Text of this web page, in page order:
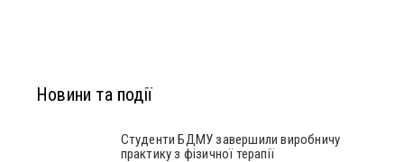
Новини та події
Студенти БДМУ завершили виробничу
практику з фізичної терапії